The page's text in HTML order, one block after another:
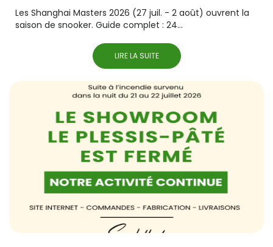
Les Shanghai Masters 2026 (27 juil. - 2 août) ouvrent la
saison de snooker. Guide complet : 24...
LIRE LA SUITE